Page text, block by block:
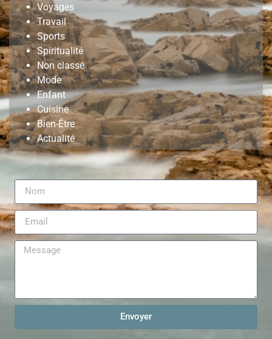
Voyages
Travail
Sports
Spiritualité
Non classé
Mode
Enfant
Cuisine
Bien-Être
Actualité
Envoyer